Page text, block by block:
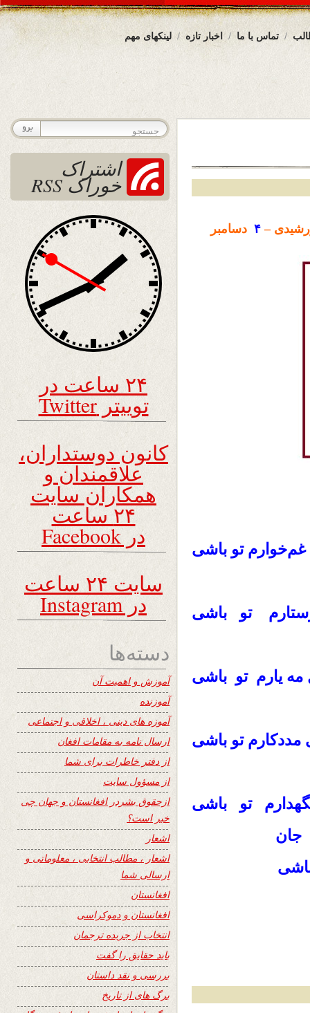
لینکهای مهم اخبار تازه تماس با ما
– ۴ دسامبر
تو باشی
تو باشی
یارم تو باشی
تو باشی
تو باشی
جان
اشتراک
خوراک RSS
۲۴ ساعت در
توییتر Twitter
کانون دوستداران،
علاقمندان و
همکاران سایت
۲۴ ساعت
در Facebook
سایت ۲۴ ساعت
در Instagram
دسته‌ها
آموزش و اهمیت آن
آموزنده
آموزه های دینی ، اخلاقی و اجتماعی
ارسال نامه به مقامات افغان
از دفتر خاطرات برای شما
از مسؤول سایت
ازحقوق بشردر افغانستان و جهان چی
خبر است؟
اشعار
اشعار ، مطالب انتخابی ، معلوماتی و
ارسالی شما
افغانستان
افغانستان و دموکراسی
انتخاب از جریده ترجمان
باید حقایق را گفت
بررسی و نقد داستان
برگ های از تاریخ